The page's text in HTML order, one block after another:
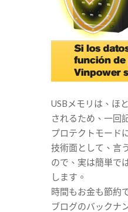
USBメモリは、ほ
されるため、一回
プロテクトモード
技術面として、言
ので、実は簡単で
します。
時間もお金も節約
ブログのバックナ